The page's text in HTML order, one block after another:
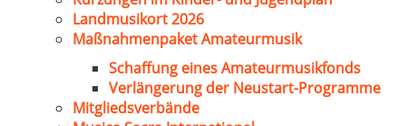
Landmusikort 2026
Maßnahmenpaket Amateurmusik
Schaffung eines Amateurmusikfonds
Verlängerung der Neustart-Programme
Mitgliedsverbände